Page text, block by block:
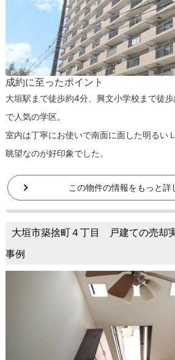
成約に至ったポイント
大垣駅まで徒歩約4分、興文小学校まで徒
で人気の学区。
室内は丁寧にお使いで南面に面した明るい
眺望なのが好印象でした。
この物件の情報をもっと詳
大垣市築捨町４丁目 戸建ての売却
事例